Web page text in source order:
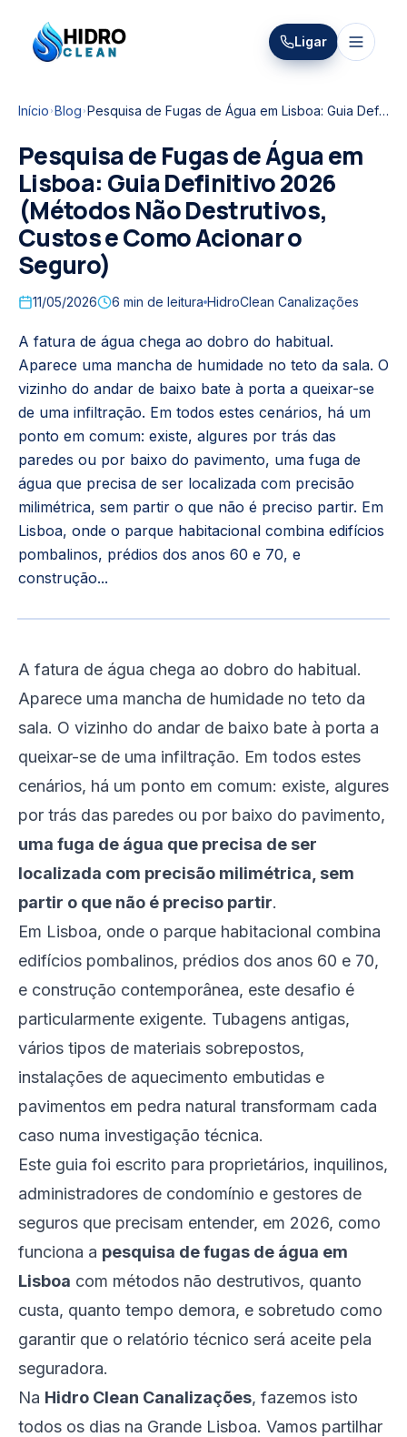
HIDRO
CLEAN
HidroClean Canalizações
Ligar
Início Blog Pesquisa de Fugas de Água em Lisboa: Guia Definitivo 2026 (Métodos Não Destrutivos, Custos e Como Acionar o Seguro)
Pesquisa de Fugas de Água em
Lisboa: Guia Definitivo 2026
(Métodos Não Destrutivos,
Custos e Como Acionar o
Seguro)
11/05/2026 6 min de leitura HidroClean Canalizações
A fatura de água chega ao dobro do habitual.
Aparece uma mancha de humidade no teto da sala. O
vizinho do andar de baixo bate à porta a queixar-se
de uma infiltração. Em todos estes cenários, há um
ponto em comum: existe, algures por trás das
paredes ou por baixo do pavimento, uma fuga de
água que precisa de ser localizada com precisão
milimétrica, sem partir o que não é preciso partir. Em
Lisboa, onde o parque habitacional combina edifícios
pombalinos, prédios dos anos 60 e 70, e
construção...
A fatura de água chega ao dobro do habitual.
Aparece uma mancha de humidade no teto da
sala. O vizinho do andar de baixo bate à porta a
queixar-se de uma infiltração. Em todos estes
cenários, há um ponto em comum: existe, algures
por trás das paredes ou por baixo do pavimento,
uma fuga de água que precisa de ser
localizada com precisão milimétrica, sem
partir o que não é preciso partir.
Em Lisboa, onde o parque habitacional combina
edifícios pombalinos, prédios dos anos 60 e 70,
e construção contemporânea, este desafio é
particularmente exigente. Tubagens antigas,
vários tipos de materiais sobrepostos,
instalações de aquecimento embutidas e
pavimentos em pedra natural transformam cada
caso numa investigação técnica.
Este guia foi escrito para proprietários, inquilinos,
administradores de condomínio e gestores de
seguros que precisam entender, em 2026, como
funciona a pesquisa de fugas de água em
Lisboa com métodos não destrutivos, quanto
custa, quanto tempo demora, e sobretudo como
garantir que o relatório técnico será aceite pela
seguradora.
Na Hidro Clean Canalizações, fazemos isto
todos os dias na Grande Lisboa. Vamos partilhar